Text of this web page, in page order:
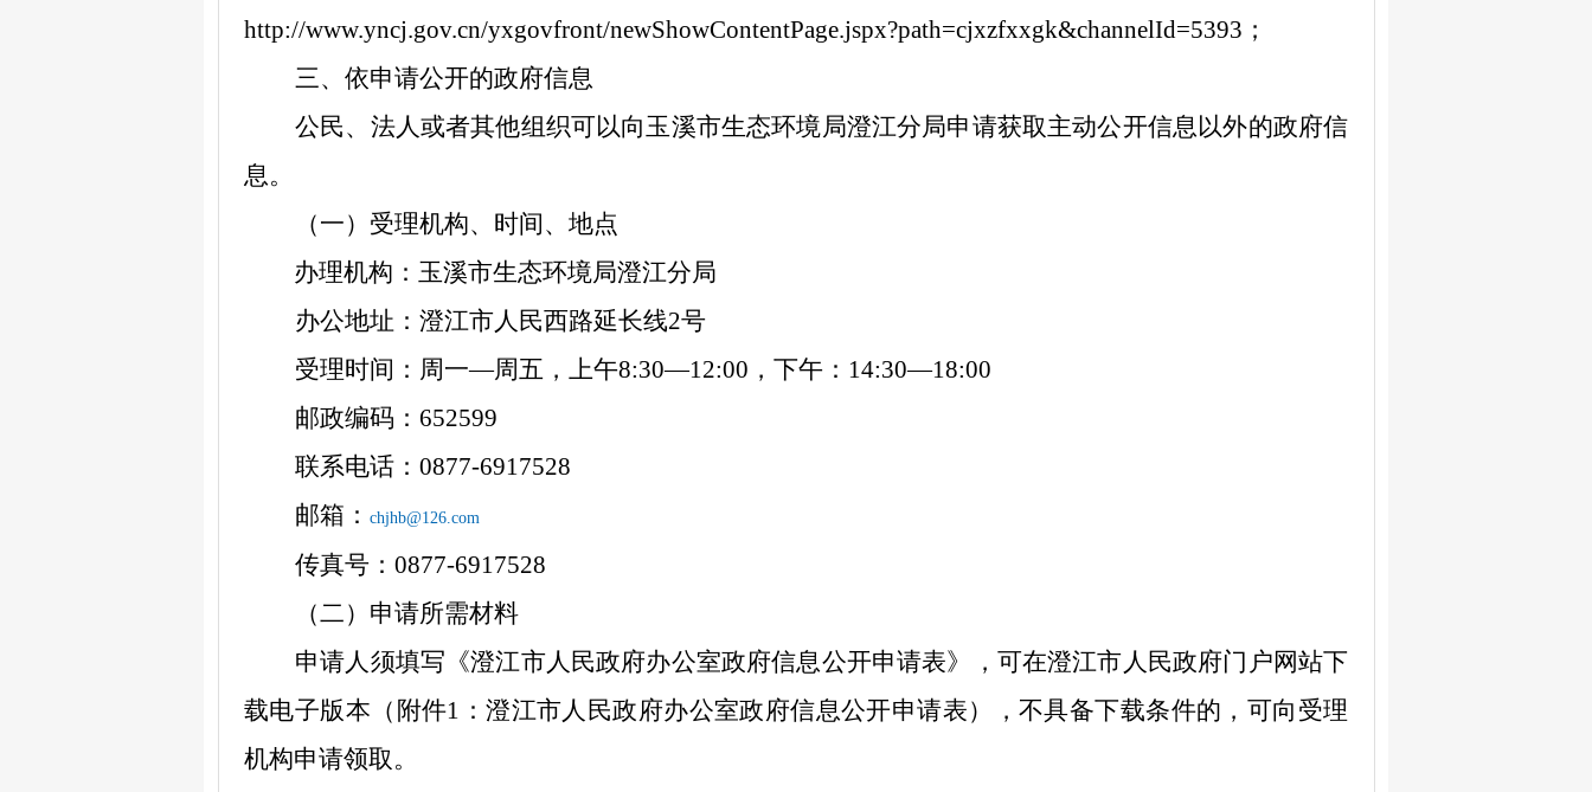
http://www.yncj.gov.cn/yxgovfront/newShowContentPage.jspx?path=cjxzfxxgk&channelId=5393 ；
三、依申请公开的政府信息
公民、法人或者其他组织可以向玉溪市生态环境局澄江分局申请获取主动公开信息以外的政府信
息。
（一）受理机构、时间、地点
办理机构： 玉溪市生态环境局澄江分局
办公地址： 澄江市人民西路延长线2号
受理时间： 周一—周五，上午8:30—12:00 ，下午： 14:30—18:00
邮政编码： 652599
联系电话： 0877-6917528
邮箱： chjhb@126.com
传真号： 0877-6917528
（二）申请所需材料
申请人须填写《澄江市人民政府办公室政府信息公开申请表》，可在澄江市人民政府门户网站下
载电子版本（附件1 ：澄江市人民政府办公室政府信息公开申请表），不具备下载条件的，可向受理
机构申请领取。